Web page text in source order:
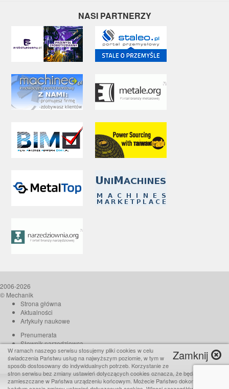
NASI PARTNERZY
2006-2026
© Mechanik
Strona główna
Aktualności
Artykuły naukowe
Prenumerata
Słownik narzędziowca
O czasopiśmie
Reklama
Kontakt
Zamknij
W ramach naszego serwisu stosujemy pliki cookies w celu
świadczenia Państwu usług na najwyższym poziomie, w tym w
sposób dostosowany do indywidualnych potrzeb. Korzystanie ze
stron serwisu bez zmiany ustawień dotyczących cookies oznacza, że będą one
zamieszczane w Państwa urządzeniu końcowym. Możecie Państwo dokonać w